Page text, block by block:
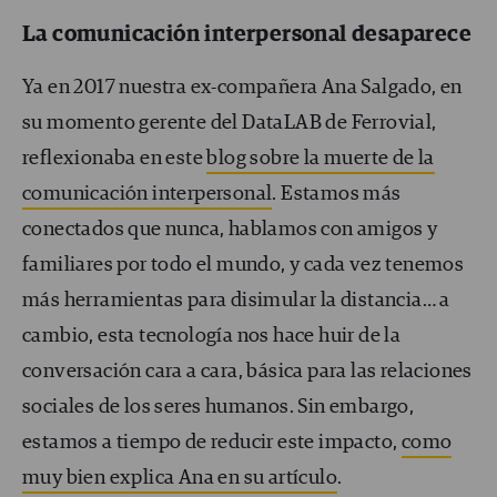
La comunicación interpersonal desaparece
Ya en 2017 nuestra ex-compañera Ana Salgado, en
su momento gerente del DataLAB de Ferrovial,
reflexionaba en este blog sobre la muerte de la
comunicación interpersonal. Estamos más
conectados que nunca, hablamos con amigos y
familiares por todo el mundo, y cada vez tenemos
más herramientas para disimular la distancia… a
cambio, esta tecnología nos hace huir de la
conversación cara a cara, básica para las relaciones
sociales de los seres humanos. Sin embargo,
estamos a tiempo de reducir este impacto, como
muy bien explica Ana en su artículo.